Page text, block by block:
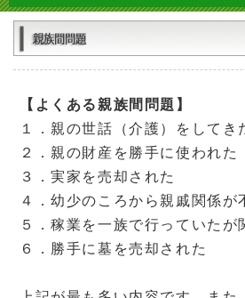
【よくある親族間問題】
１．親の世話（介護）をして
２．親の財産を勝手に使われた
３．実家を売却された
４．幼少のころから親戚関係が
５．稼業を一族で行っていた
６．勝手に墓を売却された